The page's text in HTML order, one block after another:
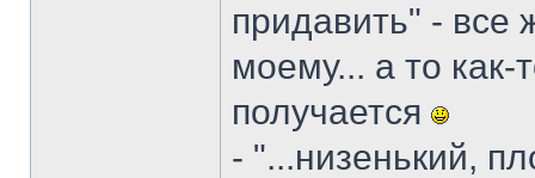
придавить" - все
моему... а то
получается
- "...низенький,